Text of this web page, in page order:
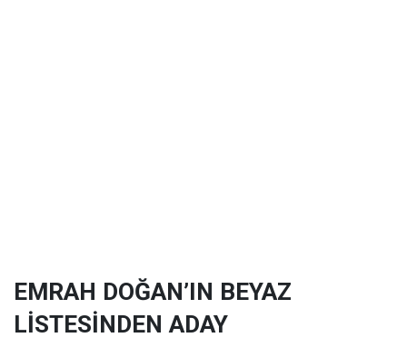
EMRAH DOĞAN’IN BEYAZ
LİSTESİNDEN ADAY